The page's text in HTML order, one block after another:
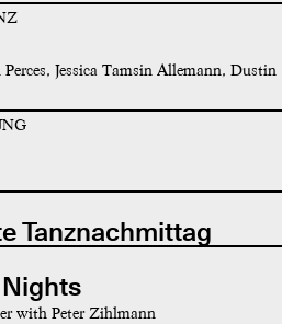
Jessica Tamsin Allemann, Dustin
Tanznachmittag
with Peter Zihlmann